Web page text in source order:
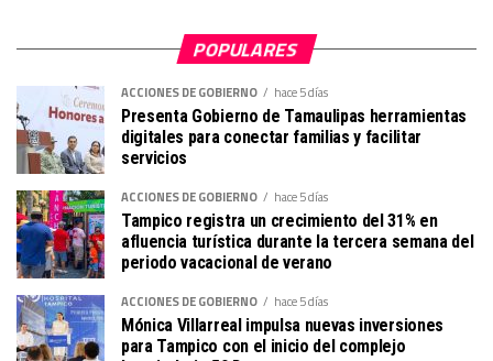
POPULARES
ACCIONES DE GOBIERNO hace 5 días
Presenta Gobierno de Tamaulipas herramientas
digitales para conectar familias y facilitar
servicios
ACCIONES DE GOBIERNO hace 5 días
Tampico registra un crecimiento del 31% en
afluencia turística durante la tercera semana del
periodo vacacional de verano
ACCIONES DE GOBIERNO hace 5 días
Mónica Villarreal impulsa nuevas inversiones
para Tampico con el inicio del complejo